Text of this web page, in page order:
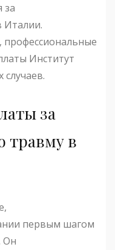
за
Италии.
профессиональные
Институт
за
травму в
первым шагом
Он